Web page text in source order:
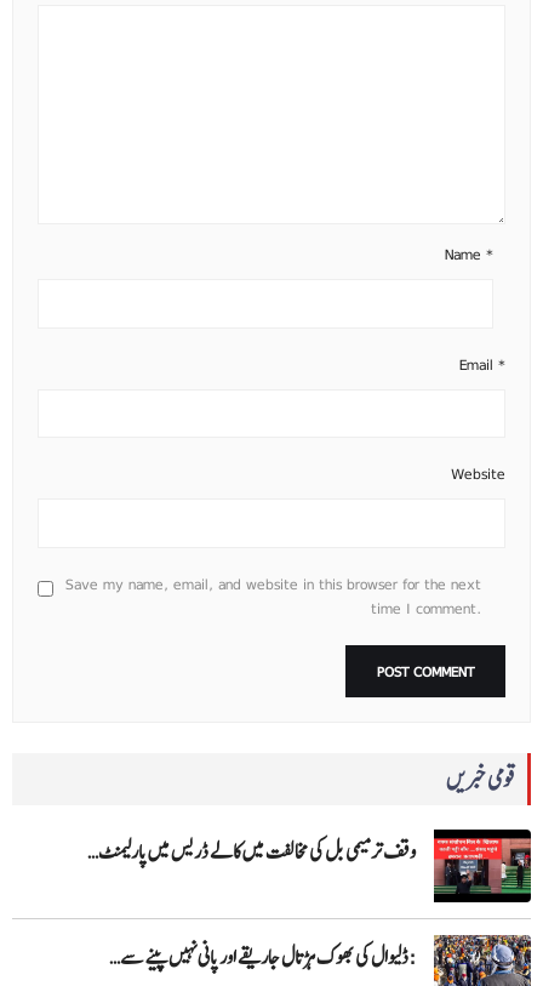
قومی خبریں
وقف ترمیمی بل کی مخالفت میں کالے ڈریس میں پارلیمنٹ…
:ڈلیوال کی بھوک ہڑتال جاریقے اور پانی نہیں پینے سے…
Name *
Email *
Website
Save my name, email, and website in this browser for the next
time I comment.